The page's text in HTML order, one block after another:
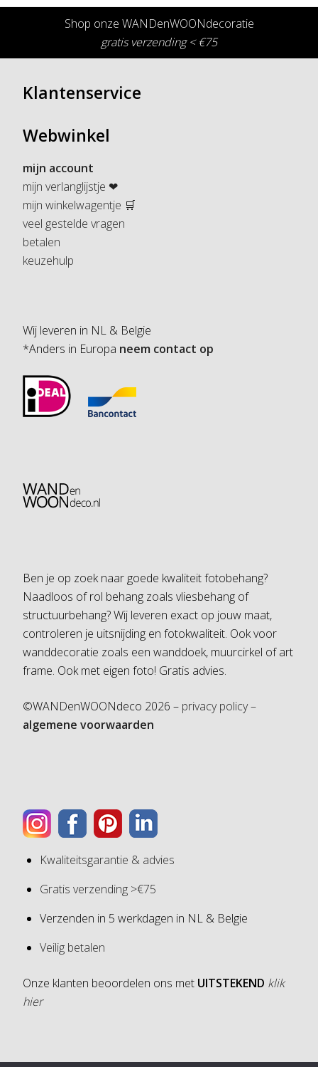
Shop onze WANDenWOONdecoratie
gratis verzending < €75
Klantenservice
Webwinkel
mijn account
mijn verlanglijstje ❤
mijn winkelwagentje 🛒
veel gestelde vragen
betalen
keuzehulp
Wij leveren in NL & Belgie
*Anders in Europa neem contact op
Ben je op zoek naar goede kwaliteit fotobehang?
Naadloos of rol behang zoals vliesbehang of
structuurbehang? Wij leveren exact op jouw maat,
controleren je uitsnijding en fotokwaliteit. Ook voor
wanddecoratie zoals een wanddoek, muurcirkel of art
frame. Ook met eigen foto! Gratis advies.
©WANDenWOONdeco 2026 – privacy policy –
algemene voorwaarden
Kwaliteitsgarantie & advies
Gratis verzending >€75
Verzenden in 5 werkdagen in NL & Belgie
Veilig betalen
Onze klanten beoordelen ons met UITSTEKEND klik
hier